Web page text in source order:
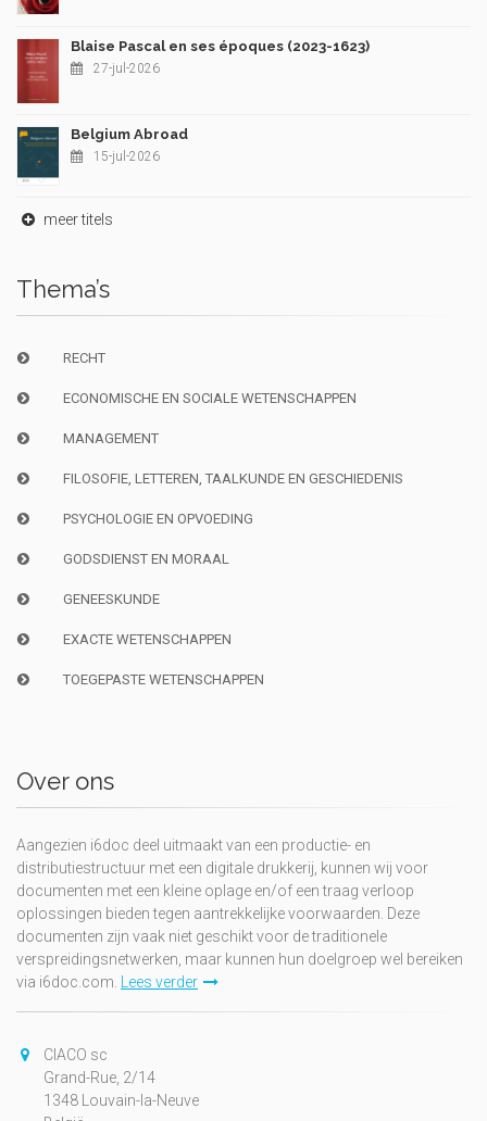
Blaise Pascal en ses époques (2023-1623)
27-jul-2026
Belgium Abroad
15-jul-2026
meer titels
Thema’s
RECHT
ECONOMISCHE EN SOCIALE WETENSCHAPPEN
MANAGEMENT
FILOSOFIE, LETTEREN, TAALKUNDE EN GESCHIEDENIS
PSYCHOLOGIE EN OPVOEDING
GODSDIENST EN MORAAL
GENEESKUNDE
EXACTE WETENSCHAPPEN
TOEGEPASTE WETENSCHAPPEN
Over ons
Aangezien i6doc deel uitmaakt van een productie- en
distributiestructuur met een digitale drukkerij, kunnen wij voor
documenten met een kleine oplage en/of een traag verloop
oplossingen bieden tegen aantrekkelijke voorwaarden. Deze
documenten zijn vaak niet geschikt voor de traditionele
verspreidingsnetwerken, maar kunnen hun doelgroep wel bereiken
via i6doc.com. Lees verder
CIACO sc
Grand-Rue, 2/14
1348 Louvain-la-Neuve